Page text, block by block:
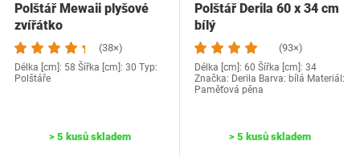
Polštář Mewaii plyšové
zvířátko
(38×)
Délka [cm]: 58 Šířka [cm]: 30 Typ:
Polštáře
> 5 kusů skladem
Polštář Derila 60 x 34 cm
bílý
(93×)
Délka [cm]: 60 Šířka [cm]: 34
Značka: Derila Barva: bílá Materiál‎:
Paměťová pěna
> 5 kusů skladem